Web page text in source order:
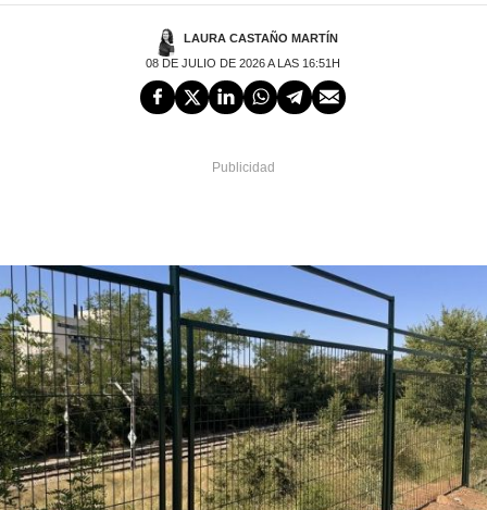
LAURA CASTAÑO MARTÍN
08 DE JULIO DE 2026 A LAS 16:51H